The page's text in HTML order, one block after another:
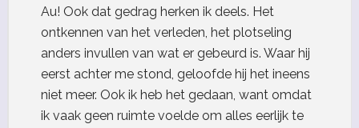
Au! Ook dat gedrag herken ik deels. Het
ontkennen van het verleden, het plotseling
anders invullen van wat er gebeurd is. Waar hij
eerst achter me stond, geloofde hij het ineens
niet meer. Ook ik heb het gedaan, want omdat
ik vaak geen ruimte voelde om alles eerlijk te